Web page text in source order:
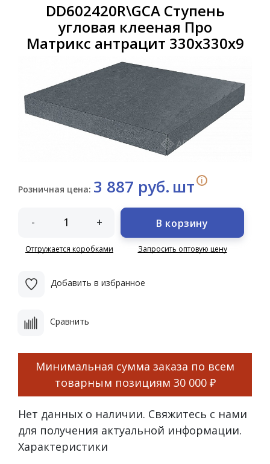
DD602420R\GCA Ступень
угловая клееная Про
Матрикс антрацит 330х330х9
Розничная цена: 3 887 руб. шт i
- +
Отгружается коробками
В корзину
Запросить оптовую цену
Добавить в избранное
Сравнить
Минимальная сумма заказа по всем
товарным позициям 30 000 ₽
Нет данных о наличии. Свяжитесь с нами
для получения актуальной информации.
Характеристики